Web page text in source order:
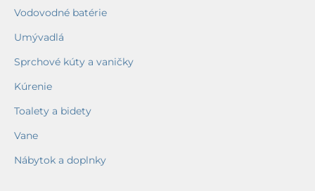
Vodovodné batérie
Umývadlá
Sprchové kúty a vaničky
Kúrenie
Toalety a bidety
Vane
Nábytok a doplnky